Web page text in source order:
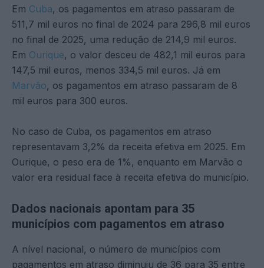
Em Cuba, os pagamentos em atraso passaram de
511,7 mil euros no final de 2024 para 296,8 mil euros
no final de 2025, uma redução de 214,9 mil euros.
Em Ourique, o valor desceu de 482,1 mil euros para
147,5 mil euros, menos 334,5 mil euros. Já em
Marvão, os pagamentos em atraso passaram de 8
mil euros para 300 euros.
No caso de Cuba, os pagamentos em atraso
representavam 3,2% da receita efetiva em 2025. Em
Ourique, o peso era de 1%, enquanto em Marvão o
valor era residual face à receita efetiva do município.
Dados nacionais apontam para 35
municípios com pagamentos em atraso
A nível nacional, o número de municípios com
pagamentos em atraso diminuiu de 36 para 35 entre